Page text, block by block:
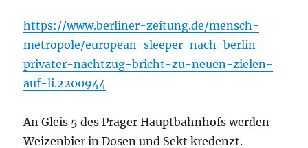
https://www.berliner-zeitung.de/mensch-
metropole/european-sleeper-nach-berlin-
privater-nachtzug-bricht-zu-neuen-zielen-
auf-li.2200944
An Gleis 5 des Prager Hauptbahnhofs werden
Weizenbier in Dosen und Sekt kredenzt.